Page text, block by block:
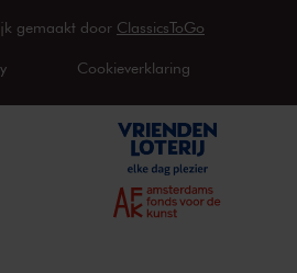
gemaakt door ClassicsToGo
Cookieverklaring